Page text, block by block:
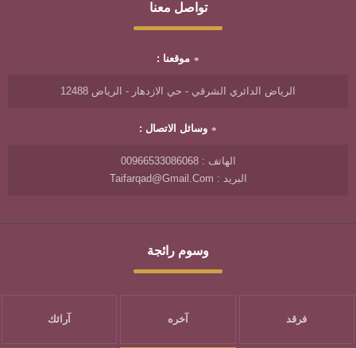
تواصل معنا
موقعنا :
الرياض الدائري الشرقي - حي الازدهار - الرياض 12488
وسائل الاتصال :
الهاتف : 00966533086068
البريد : Taifarqad@gmail.com
وسوم رائجة
فرقد آخره آرائك